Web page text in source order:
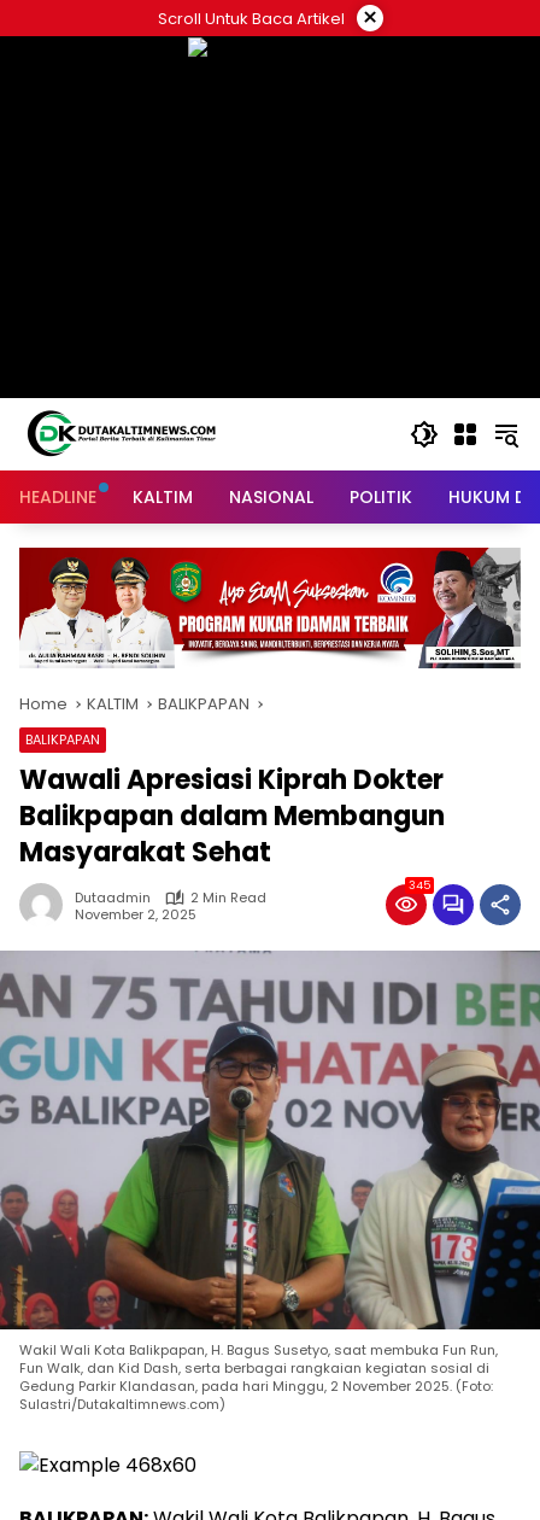
to
Scroll Untuk Baca Artikel ×
HEADLINE KALTIM NASIONAL POLITIK HUKUM
Home KALTIM BALIKPAPAN
BALIKPAPAN
Wawali Apresiasi Kiprah Dokter
Balikpapan dalam Membangun
Masyarakat Sehat
Dutaadmin
2 Min Read
November 2, 2025
345
Wakil Wali Kota Balikpapan, H. Bagus Susetyo, saat membuka Fun Run,
Fun Walk, dan Kid Dash, serta berbagai rangkaian kegiatan sosial di
Gedung Parkir Klandasan, pada hari Minggu, 2 November 2025. (Foto:
Sulastri/Dutakaltimnews.com)